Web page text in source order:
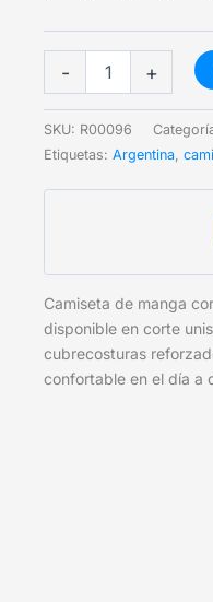
-
cantidad
+
SKU: R00096
Etiquetas: Argentina,
Camiseta de manga
disponible en corte
cubrecosturas
confortable en el día a